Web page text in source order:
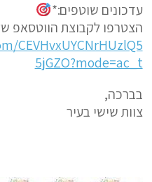
עדכונים שוטפים:*
הצטרפו לקבוצת הווטסאפ
CEVHvxUYCNrHUzlQ5
5jGZO?mode=ac_t
בברכה,
צוות שישי בעיר